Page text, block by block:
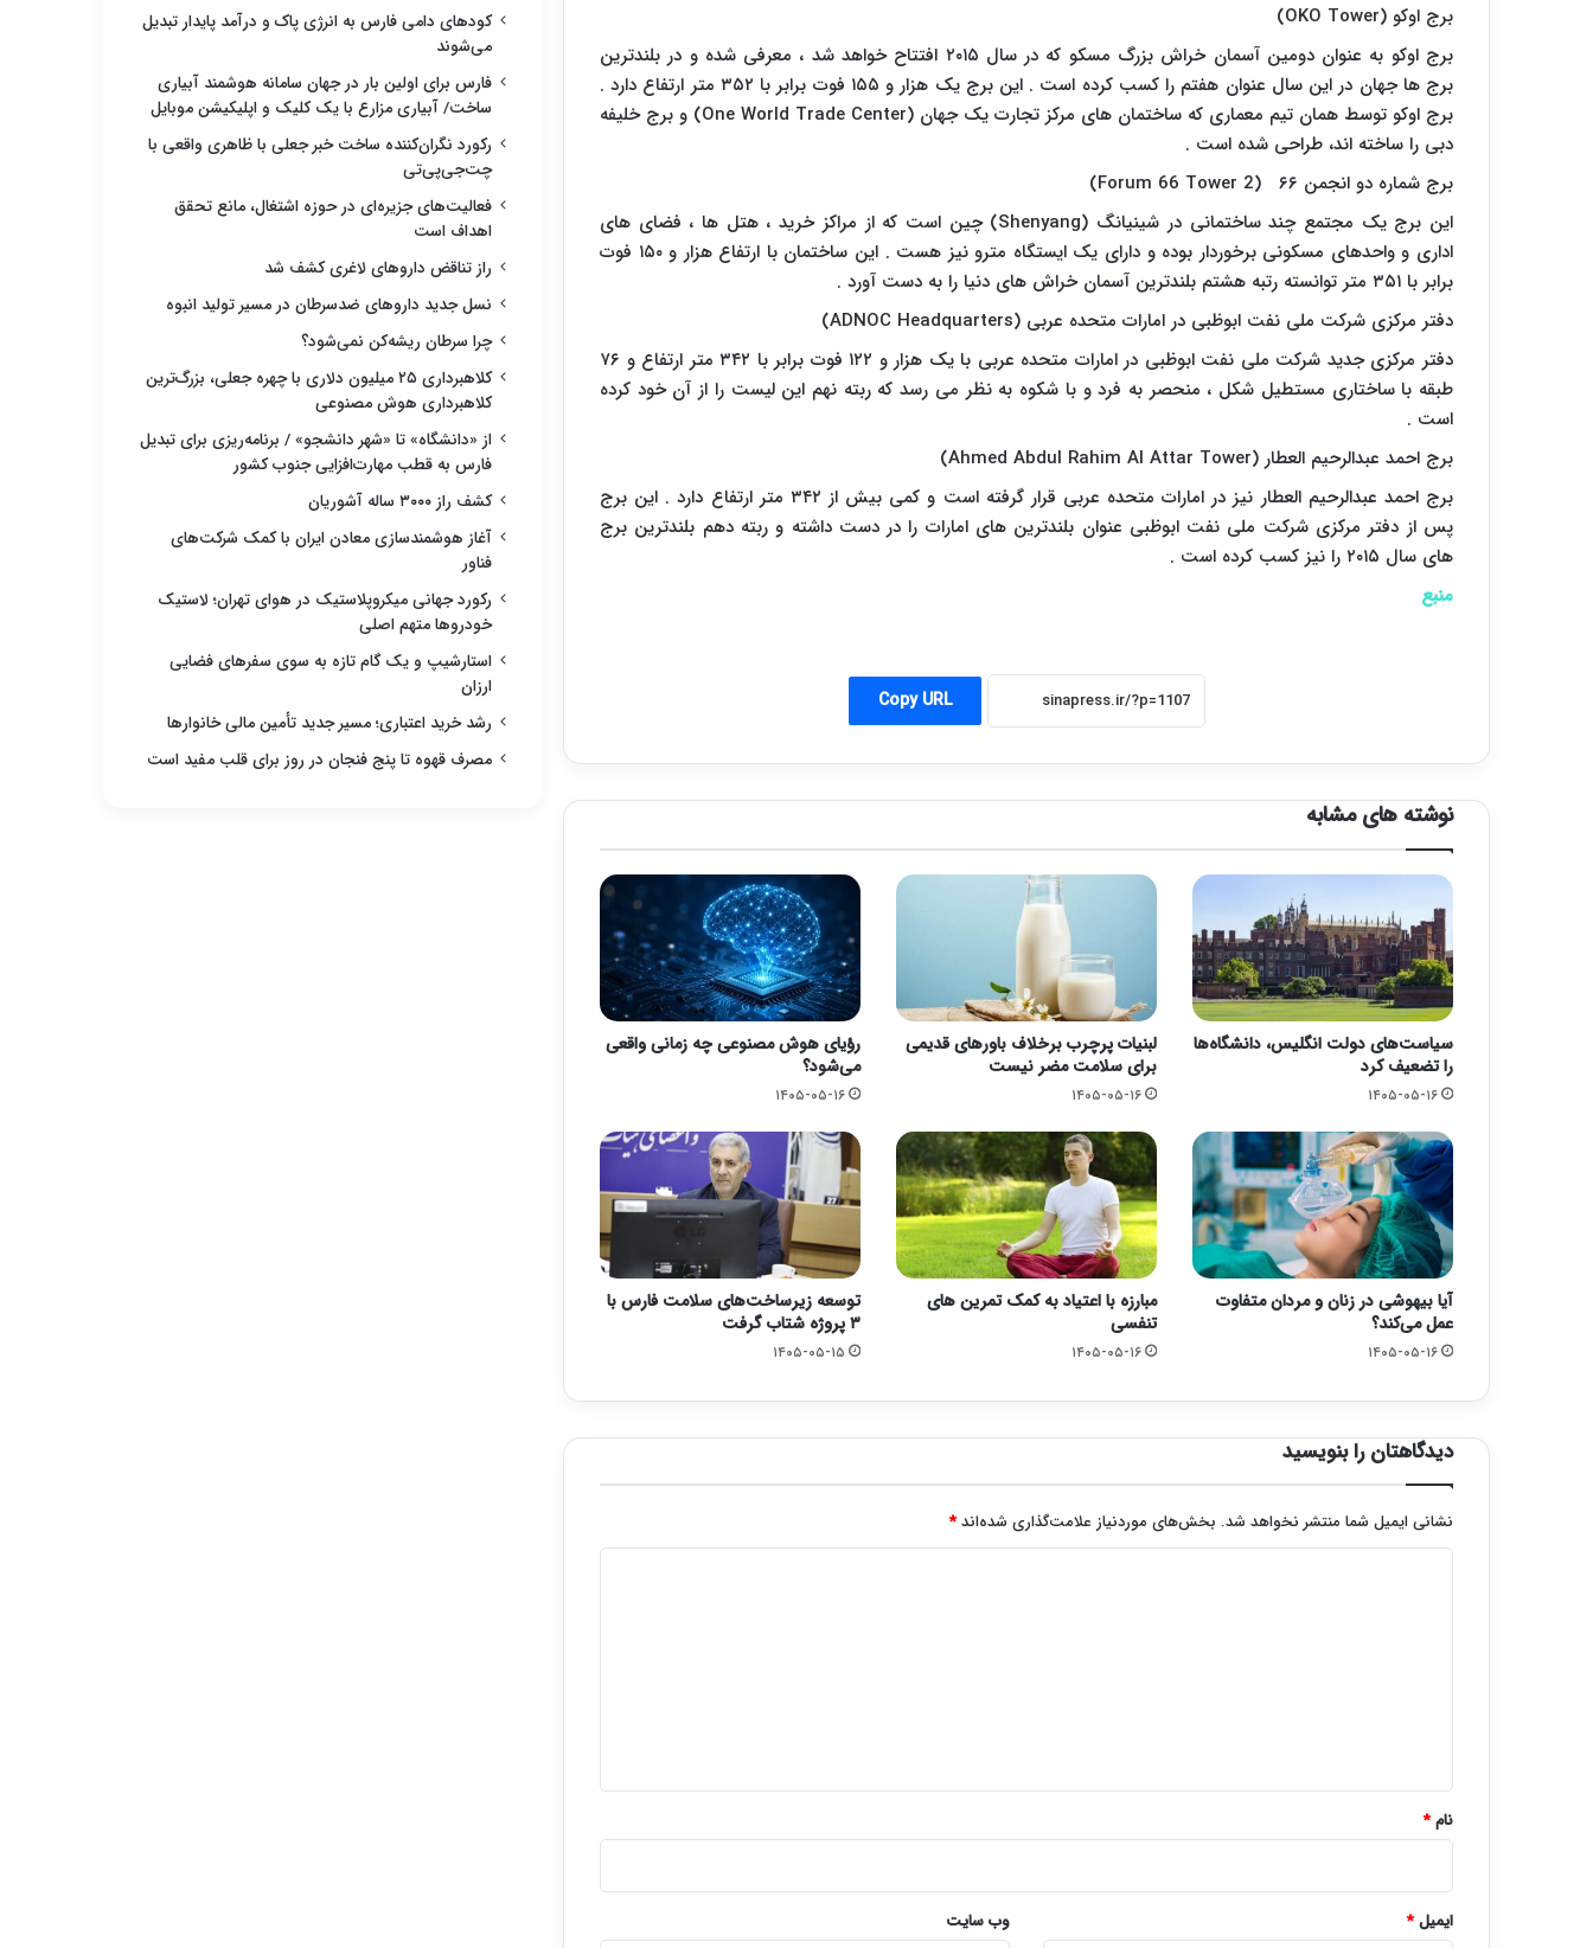
برج اوکو (OKO Tower
)
برج اوکو به عنوان دومین آسمان خراش بزرگ مسکو که در سال ۲۰۱۵ افتتاح خواهد شد ، معرفی شده و در بلندترین
برج ها جهان در این سال عنوان هفتم را کسب کرده است . این برج یک هزار و ۱۵۵ فوت برابر با ۳۵۲ متر ارتفاع دارد .
برج اوکو توسط همان تیم معماری که ساختمان های مرکز تجارت یک جهان (One World Trade Center) و برج خلیفه
دبی را ساخته اند، طراحی شده است .
برج شماره دو انجمن ۶۶ (
Forum 66 Tower 2
)
این برج یک مجتمع چند ساختمانی در شینیانگ (Shenyang) چین است که از مراکز خرید ، هتل ها ، فضای های
اداری و واحدهای مسکونی برخوردار بوده و دارای یک ایستگاه مترو نیز هست . این ساختمان با ارتفاع هزار و ۱۵۰ فوت
برابر با ۳۵۱ متر توانسته رتبه هشتم بلندترین آسمان خراش های دنیا را به دست آورد .
دفتر مرکزی شرکت ملی نفت ابوظبی در امارات متحده عربی (ADNOC Headquarters
)
دفتر مرکزی جدید شرکت ملی نفت ابوظبی در امارات متحده عربی با یک هزار و ۱۲۲ فوت برابر با ۳۴۲ متر ارتفاع و ۷۶
طبقه با ساختاری مستطیل شکل ، منحصر به فرد و با شکوه به نظر می رسد که ربته نهم این لیست را از آن خود کرده
است .
برج احمد عبدالرحیم العطار (Ahmed Abdul Rahim Al Attar Tower
)
برج احمد عبدالرحیم العطار نیز در امارات متحده عربی قرار گرفته است و کمی بیش از ۳۴۲ متر ارتفاع دارد . این برج
پس از دفتر مرکزی شرکت ملی نفت ابوظبی عنوان بلندترین های امارات را در دست داشته و ربته دهم بلندترین برج
های سال ۲۰۱۵ را نیز کسب کرده است .
منبع
Copy URL
نوشته های مشابه
سیاست‌های دولت انگلیس، دانشگاه‌ها
را تضعیف کرد
۱۴۰۵-۰۵-۱۶
لبنیات پرچرب برخلاف باورهای قدیمی
برای سلامت مضر نیست
۱۴۰۵-۰۵-۱۶
رؤیای هوش مصنوعی چه زمانی واقعی
می‌شود؟
۱۴۰۵-۰۵-۱۶
آیا بیهوشی در زنان و مردان متفاوت
عمل می‌کند؟
۱۴۰۵-۰۵-۱۶
مبارزه با اعتیاد به کمک تمرین های
تنفسی
۱۴۰۵-۰۵-۱۶
توسعه زیرساخت‌های سلامت فارس با
۳ پروژه شتاب گرفت
۱۴۰۵-۰۵-۱۵
دیدگاهتان را بنویسید
نشانی ایمیل شما منتشر نخواهد شد. بخش‌های موردنیاز علامت‌گذاری شده‌اند*
نام*
ایمیل* وب‌ سایت
کودهای دامی فارس به انرژی پاک و درآمد پایدار تبدیل
می‌شوند
فارس برای اولین بار در جهان سامانه هوشمند آبیاری
ساخت/ آبیاری مزارع با یک کلیک و اپلیکیشن موبایل
رکورد نگران‌کننده ساخت خبر جعلی با ظاهری واقعی با
چت‌جی‌پی‌تی
فعالیت‌های جزیره‌ای در حوزه اشتغال، مانع تحقق
اهداف است
راز تناقض داروهای لاغری کشف شد
نسل جدید داروهای ضدسرطان در مسیر تولید انبوه
چرا سرطان ریشه‌کن نمی‌شود؟
کلاهبرداری ۲۵ میلیون دلاری با چهره جعلی، بزرگ‌ترین
کلاهبرداری هوش مصنوعی
از «دانشگاه» تا «شهر دانشجو» / برنامه‌ریزی برای تبدیل
فارس به قطب مهارت‌افزایی جنوب کشور
کشف راز ۳۰۰۰ ساله آشوریان
آغاز هوشمندسازی معادن ایران با کمک شرکت‌های
فناور
رکورد جهانی میکروپلاستیک در هوای تهران؛ لاستیک
خودروها متهم اصلی
استارشیپ و یک گام تازه به سوی سفرهای فضایی
ارزان
رشد خرید اعتباری؛ مسیر جدید تأمین مالی خانوارها
مصرف قهوه تا پنج فنجان در روز برای قلب مفید است